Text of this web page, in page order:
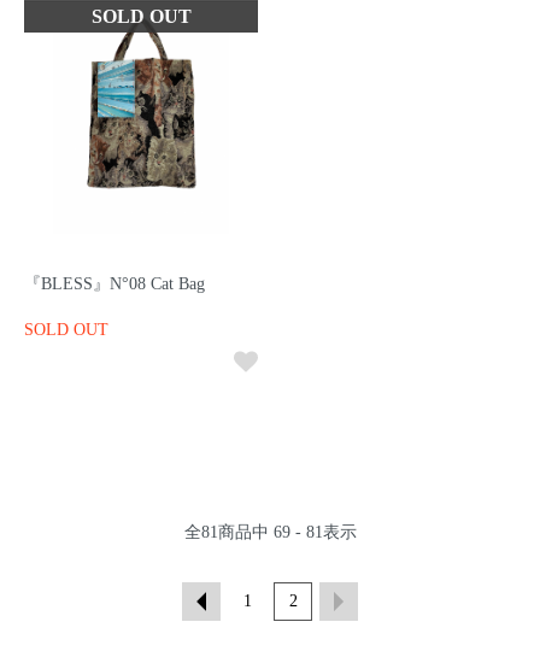
『BLESS』N°08 Cat Bag
SOLD OUT
全81 商品中 69 - 81 表示
1 2